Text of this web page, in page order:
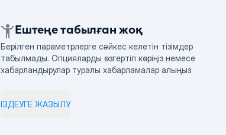
Ештеңе табылған жоқ
Берілген параметрлерге сәйкес келетін тізімдер
табылмады. Опцияларды өзгертіп көріңіз немесе
хабарландырулар туралы хабарламалар алыңыз
ІЗДЕУГЕ ЖАЗЫЛУ